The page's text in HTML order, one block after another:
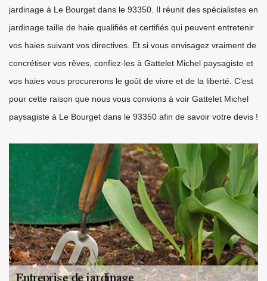
jardinage à Le Bourget dans le 93350. Il réunit des spécialistes en
jardinage taille de haie qualifiés et certifiés qui peuvent entretenir
vos haies suivant vos directives. Et si vous envisagez vraiment de
concrétiser vos rêves, confiez-les à Gattelet Michel paysagiste et
vos haies vous procurerons le goût de vivre et de la liberté. C’est
pour cette raison que nous vous convions à voir Gattelet Michel
paysagiste à Le Bourget dans le 93350 afin de savoir votre devis !